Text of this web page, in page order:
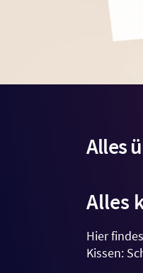
Alles
Alles
Hier
Kissen: